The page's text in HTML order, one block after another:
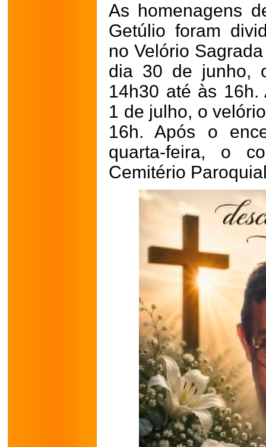
As homenagens
Getúlio foram
no Velório
dia 30 de junho,
14h30 até às 16h.
1 de julho, o
16h. Após o
quarta-feira, o
Cemitério